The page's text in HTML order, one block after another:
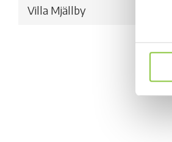
Villa Mjällby